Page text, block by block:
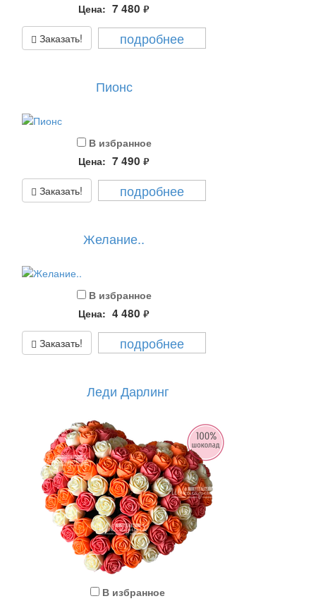
Цена: 7 480 руб.
Заказать! подробнее
Пионс
В избранное
Цена: 7 490 руб.
Заказать! подробнее
Желание..
В избранное
Цена: 4 480 руб.
Заказать! подробнее
Леди Дарлинг
В избранное